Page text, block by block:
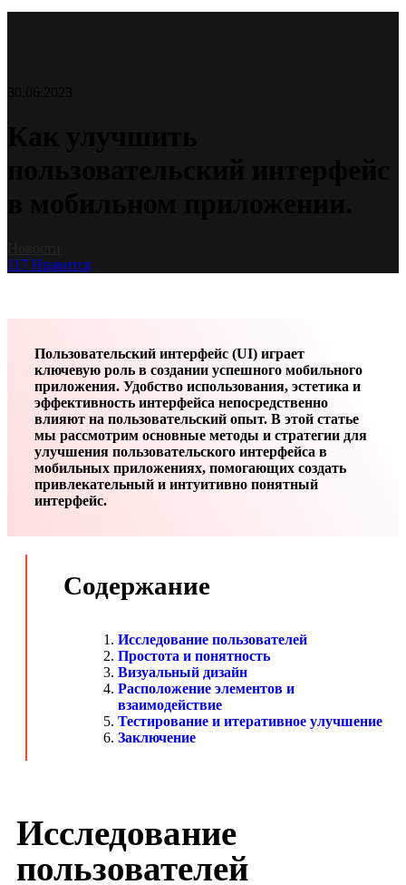
117 Нравится
Пользовательский интерфейс (UI) играет
ключевую роль в создании успешного мобильного
приложения. Удобство использования, эстетика и
эффективность интерфейса непосредственно
влияют на пользовательский опыт. В этой статье
мы рассмотрим основные методы и стратегии для
улучшения пользовательского интерфейса в
мобильных приложениях, помогающих создать
привлекательный и интуитивно понятный
интерфейс.
Содержание
Исследование пользователей
Простота и понятность
Визуальный дизайн
Расположение элементов и
взаимодействие
Тестирование и итеративное улучшение
Заключение
Исследование
пользователей